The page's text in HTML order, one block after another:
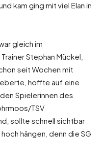
kam ging mit viel Elan in
gleich im
Stephan Mückel,
seit Wochen mit
hoffte auf eine
Spielerinnen des
TSV
sollte schnell sichtbar
hängen, denn die SG